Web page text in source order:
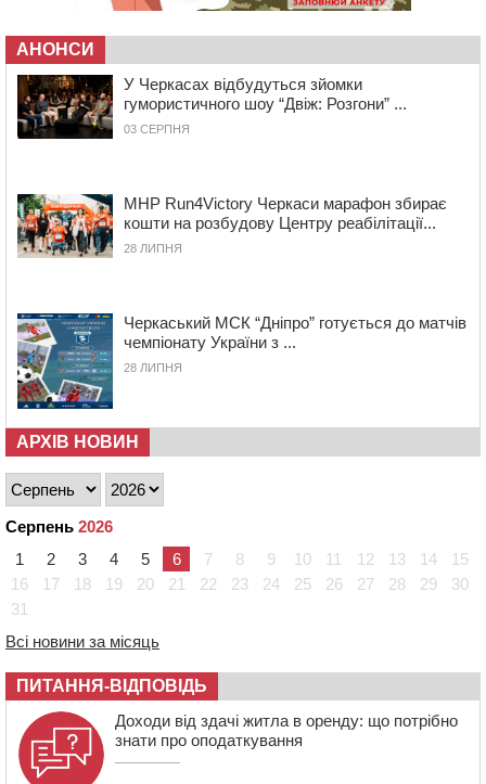
Обрано претендента на посаду директора
07:23 Уманські міграційники видворили з країни грузина,
який відсидів термін у колонії
05 СЕРПНЯ 2026, СЕРЕДА
20:28 Наступні два дні на Черкащині прогнозують пік
19:30
Проєкт просторового розвитку Корсунь-
Шевченківської громади рекомендували до
погодження
18:45 У Звенигородці влада заборонила проводити масові
18:07 Боксерка з Черкащини готується до чемпіонату
Європи серед молоді
17:30 На Черкащині державі повернуть понад 2,6 га земель
природно-заповідного фонду
16:55 На Лисянщині проведуть в останню путь
полеглого внаслідок атаки FPV-дрона воїна
16:16 У Дахнівському лісництві екоінспектори натрапили на
незаконне будівництво
15:38 У лікарні померла жінка, яку на пішохідному переході
15:08
Від Чернівців до Бакоти: пів сотні працівників
“Черкасиобленерго” побували у мандрівці
14:35
полон під час бою на Київщині
14:03 Постраждав водій і неповнолітня пасажирка: у
Чорнобаї мотоцикліст врізався у легковик
13:30 Раптово помер: у Черкасах попрощалися із 35-
річним прикордонником
АНОНСИ
У Черкасах відбудуться зйомки
гумористичного шоу “Двіж: Розгони” ...
03 СЕРПНЯ
MHP Run4Victory Черкаси марафон збирає
кошти на розбудову Центру реабілітації...
28 ЛИПНЯ
Черкаський МСК “Дніпро” готується до матчів
чемпіонату України з ...
28 ЛИПНЯ
АРХІВ НОВИН
Серпень 2026
1
2 3 4 5 6 7 8 9 10 11 12 13 14
15
16
17 18 19 20 21 22 23 24 25 26 27 28 29
30
31
Всі новини за місяць
ПИТАННЯ-ВІДПОВІДЬ
Доходи від здачі житла в оренду: що потрібно
знати про оподаткування